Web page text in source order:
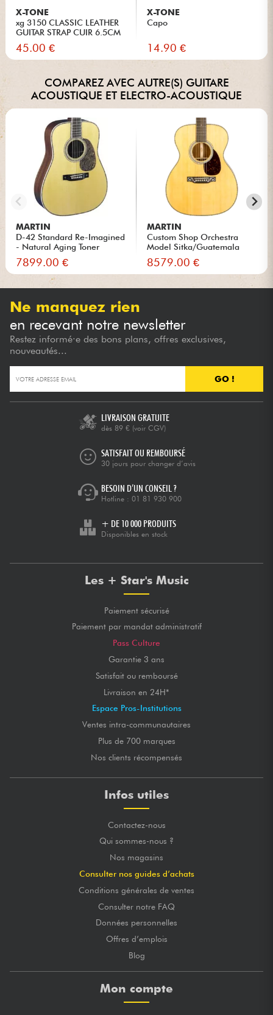
X-TONE
xg 3150 CLASSIC LEATHER
GUITAR STRAP CUIR 6.5CM
BR...
45.00 €
X-TONE
Capo
14.90 €
COMPAREZ AVEC AUTRE(S) GUITARE
ACOUSTIQUE ET ELECTRO-ACOUSTIQUE
MARTIN
D-42 Standard Re-Imagined
- Natural Aging Toner
7899.00 €
MARTIN
Custom Shop Orchestra
Model Sitka/Guatemala
#27368...
8579.00 €
Ne manquez rien
en recevant notre newsletter
Restez informé·e des bons plans, offres exclusives,
nouveautés...
GO !
LIVRAISON GRATUITE
dès 89 € (voir CGV)
SATISFAIT OU REMBOURSÉ
30 jours pour changer d’avis
BESOIN D’UN CONSEIL ?
Hotline : 01 81 930 900
+ DE 10 000 PRODUITS
Disponibles en stock
Les + Star's Music
Paiement sécurisé
Paiement par mandat administratif
Pass Culture
Garantie 3 ans
Satisfait ou remboursé
Livraison en 24H*
Espace Pros-Institutions
Ventes intra-communautaires
Plus de 700 marques
Nos clients récompensés
Infos utiles
Contactez-nous
Qui sommes-nous ?
Nos magasins
Consulter nos guides d’achats
Conditions générales de ventes
Consulter notre FAQ
Données personnelles
Offres d’emplois
Blog
Mon compte